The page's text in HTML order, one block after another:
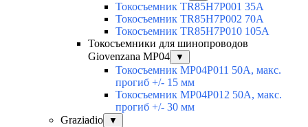
Токосъемник TR85H7P001 35A
Токосъемник TR85H7P002 70A
Токосъемник TR85H7P010 105A
Токосъемники для шинопроводов
Giovenzana MP04
▼
Токосъемник MP04P011 50A, макс.
прогиб +/- 15 мм
Токосъемник MP04P012 50A, макс.
прогиб +/- 30 мм
Graziadio
▼